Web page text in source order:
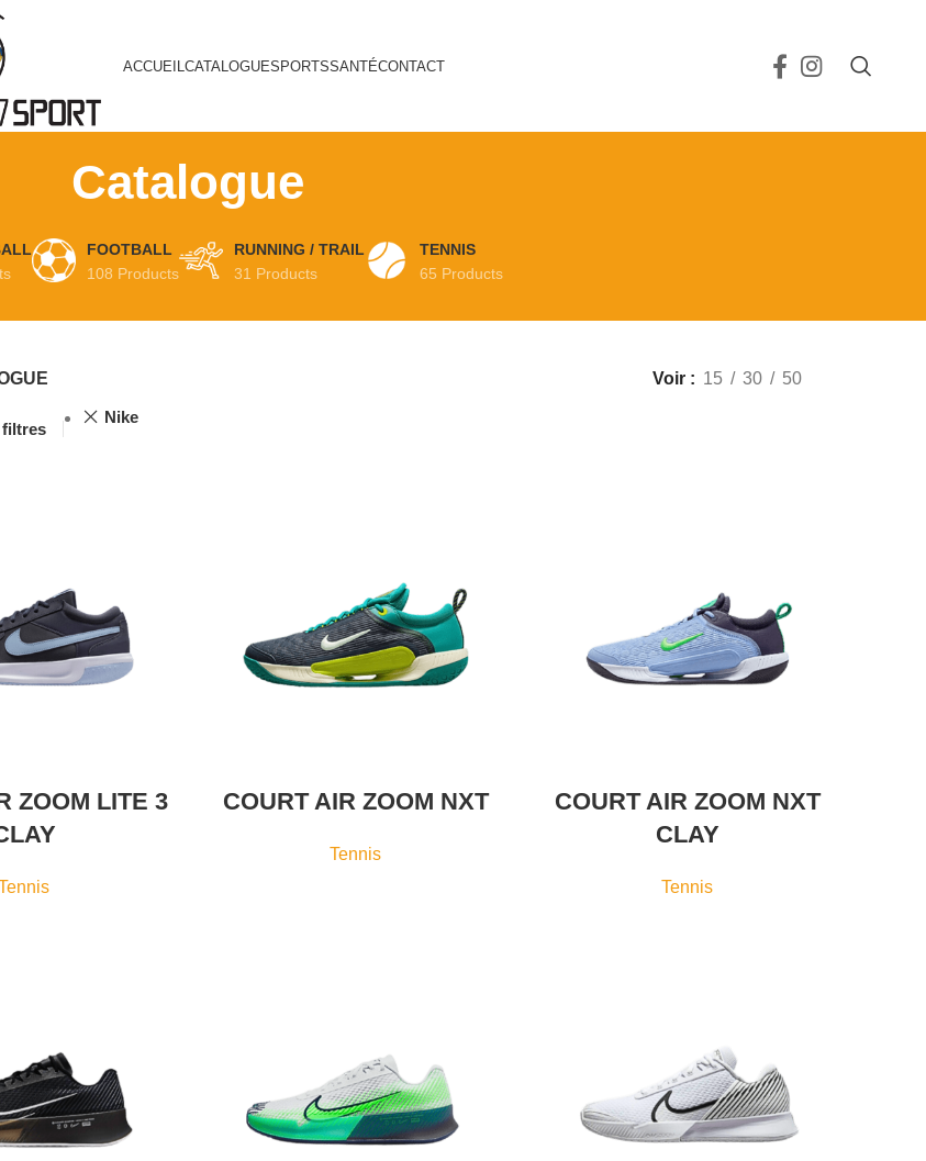
ACCUEILCATALOGUESPORTSSANTÉCONTACT
Catalogue
FOOTBALL
108 Products
RUNNING / TRAIL
31 Products
TENNIS
65 Products
Voir 15 30 50
filtres
Nike
ZOOM LITE 3
COURT AIR ZOOM NXT
Tennis
COURT AIR ZOOM NXT
CLAY
Tennis